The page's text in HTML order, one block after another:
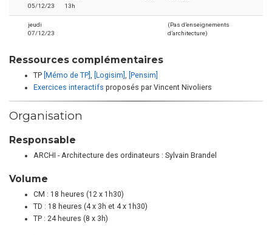
05/12/23
13h
jeudi
07/12/23
(Pas d’enseignements
d’architecture)
Ressources complémentaires
TP [Mémo de TP] , [Logisim] , [Pensim]
Exercices interactifs proposés par Vincent Nivoliers
Organisation
Responsable
ARCHI - Architecture des ordinateurs : Sylvain Brandel
Volume
CM : 18 heures (12 x 1h30)
TD : 18 heures (4 x 3h et 4 x 1h30)
TP : 24 heures (8 x 3h)